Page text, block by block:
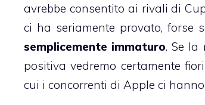
avrebbe consentito ai rivali di
ci ha seriamente provato, forse
semplicemente immaturo. Se la
positiva vedremo certamente
cui i concorrenti di Apple ci